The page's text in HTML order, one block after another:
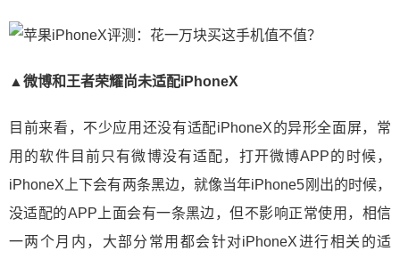
▲微博和王者荣耀尚未适配iPhoneX
目前来看，不少应用还没有适配iPhoneX的异形全面屏，常
用的软件目前只有微博没有适配，打开微博APP的时候，
iPhoneX上下会有两条黑边，就像当年iPhone5刚出的时候，
没适配的APP上面会有一条黑边，但不影响正常使用，相信
一两个月内，大部分常用都会针对iPhoneX进行相关的适